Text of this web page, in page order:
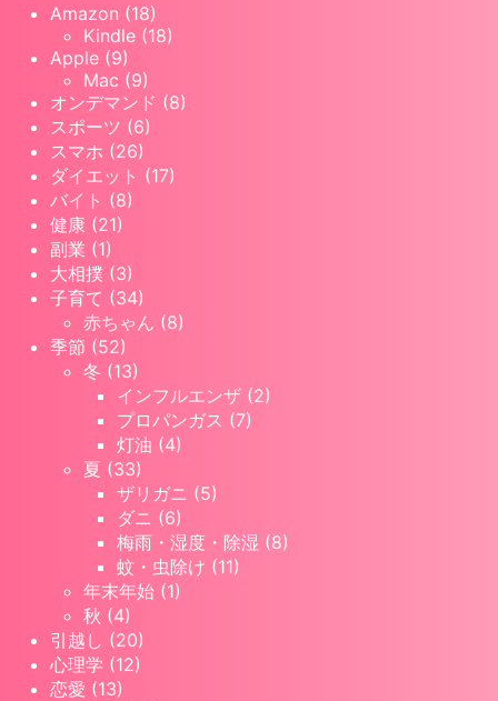
Amazon (18)
Kindle (18)
Apple (9)
Mac (9)
オンデマンド (8)
スポーツ (6)
スマホ (26)
ダイエット (17)
バイト (8)
健康 (21)
副業 (1)
大相撲 (3)
子育て (34)
赤ちゃん (8)
季節 (52)
冬 (13)
インフルエンザ (2)
プロパンガス (7)
灯油 (4)
夏 (33)
ザリガニ (5)
ダニ (6)
梅雨・湿度・除湿 (8)
蚊・虫除け (11)
年末年始 (1)
秋 (4)
引越し (20)
心理学 (12)
恋愛 (13)